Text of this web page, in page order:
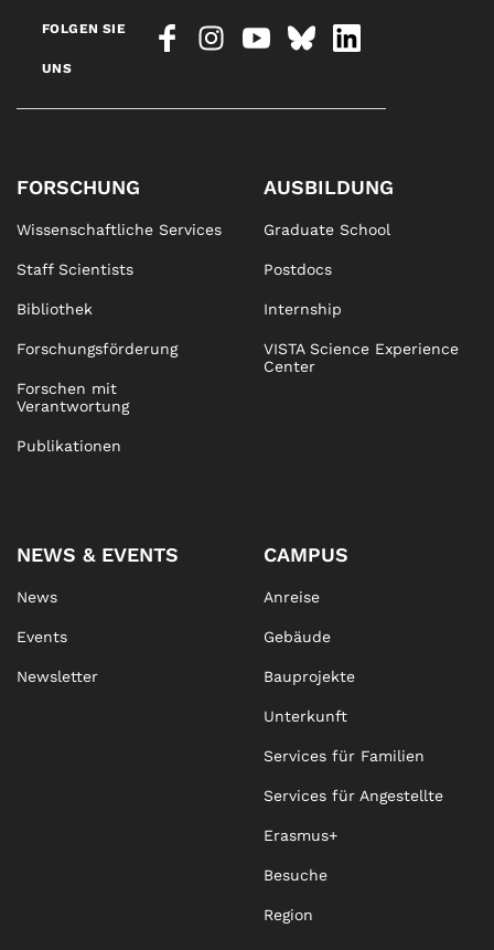
FOLGEN SIE
UNS
FORSCHUNG
Wissenschaftliche Services
Staff Scientists
Bibliothek
Forschungsförderung
Forschen mit
Verantwortung
Publikationen
AUSBILDUNG
Graduate School
Postdocs
Internship
VISTA Science Experience
Center
NEWS & EVENTS
News
Events
Newsletter
CAMPUS
Anreise
Gebäude
Bauprojekte
Unterkunft
Services für Familien
Services für Angestellte
Erasmus+
Besuche
Region